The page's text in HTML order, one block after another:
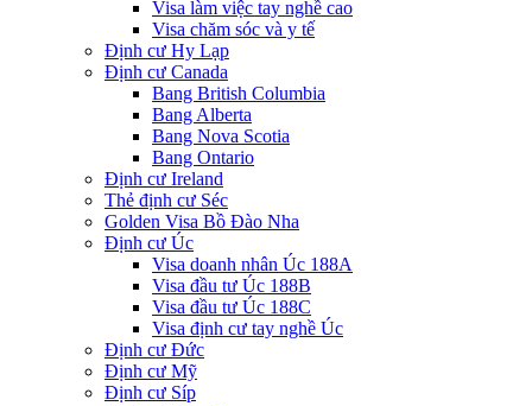
Visa làm việc tay nghề cao
Visa chăm sóc và y tế
Định cư Hy Lạp
Định cư Canada
Bang British Columbia
Bang Alberta
Bang Nova Scotia
Bang Ontario
Định cư Ireland
Thẻ định cư Séc
Golden Visa Bồ Đào Nha
Định cư Úc
Visa doanh nhân Úc 188A
Visa đầu tư Úc 188B
Visa đầu tư Úc 188C
Visa định cư tay nghề Úc
Định cư Đức
Định cư Mỹ
Định cư Síp